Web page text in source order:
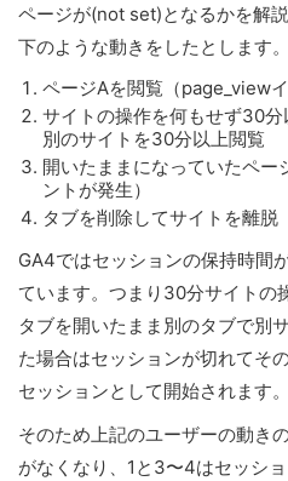
ページが(not set)となるかを解
下のような動きをしたとします。
ページAを閲覧（page_viewイ
サイトの操作を何もせず30
別のサイトを30分以上閲覧
開いたままになっていたペ
ントが発生）
タブを削除してサイトを離脱
GA4ではセッションの保持時間
ています。つまり30分サイトの
タブを開いたまま別のタブで別
た場合はセッションが切れてそ
セッションとして開始されます。
そのため上記のユーザーの動き
がなくなり、1と3〜4はセッシ